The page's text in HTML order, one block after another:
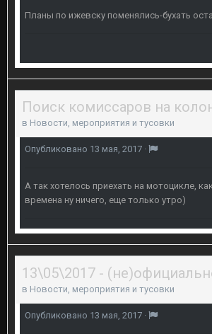
Планы по ижевску поменялись-бухать
в Новости, мероприятия и тусовки
Опубликовано 13 мая, 2017 ·
А так хотелось приехать на мотоцикле,
времена ну ничего, еще только утро)
в Новости, мероприятия и тусовки
Опубликовано 13 мая, 2017 ·